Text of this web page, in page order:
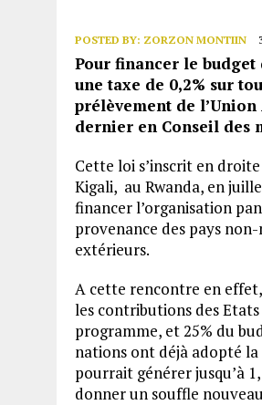
POSTED BY: ZORZON MONTIIN
Pour financer le
une taxe de 0,2% sur
prélèvement de
dernier en Conseil des
Cette loi s’inscrit en
Kigali, au Rwanda, en
financer l’organisation
provenance des pays
extérieurs.
A cette rencontre en
les contributions des
programme, et 25% du
nations ont déjà adopté la
pourrait générer jusqu’à
donner un souffle